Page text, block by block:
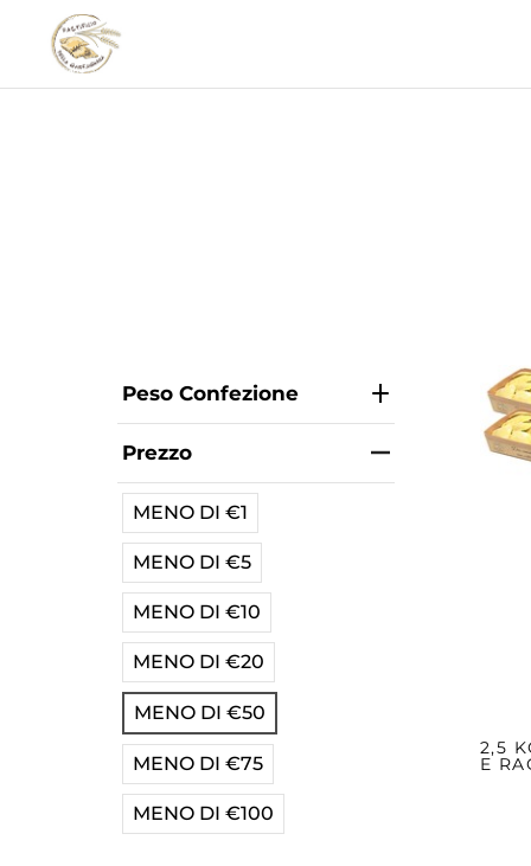
Peso Confezione
Prezzo
MENO DI €1
MENO DI €5
MENO DI €10
MENO DI €20
MENO DI €50
MENO DI €75
MENO DI €100
2,5
E